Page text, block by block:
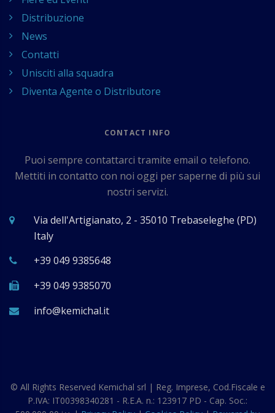
Distribuzione
News
Contatti
Unisciti alla squadra
Diventa Agente o Distributore
CONTACT INFO
Puoi sempre contattarci tramite email o telefono.
Mettiti in contatto con noi oggi per saperne di più sui
nostri servizi.
Via dell'Artigianato, 2 - 35010 Trebaseleghe (PD)
Italy
+39 049 9385648
+39 049 9385070
ti.lahcimek@ofni
© All Rights Reserved Kemichal srl | Reg. Imprese, Cod.Fiscale e
P.IVA: IT00398340281 - R.E.A. n.: 123917 PD - Cap. Soc.: